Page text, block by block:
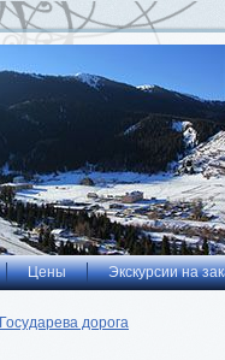
Цены Экскурсии на
Государева дорога